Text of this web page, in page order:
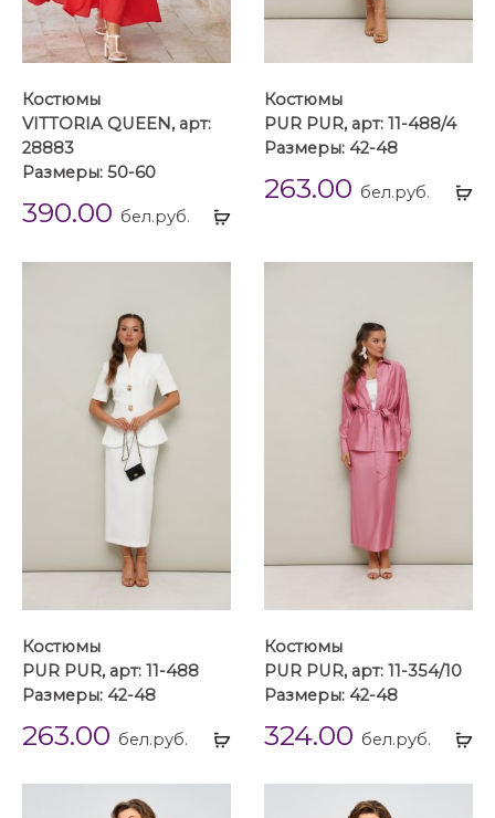
Выбрать
Костюмы
VITTORIA QUEEN, арт:
28883
Размеры: 50-60
390.00 бел.руб.
Костюмы
PUR PUR, арт: 11-488/4
Размеры: 42-48
263.00 бел.руб.
Выбрать
Костюмы
PUR PUR, арт: 11-488
Размеры: 42-48
263.00 бел.руб.
Костюмы
PUR PUR, арт: 11-354/10
Размеры: 42-48
324.00 бел.руб.